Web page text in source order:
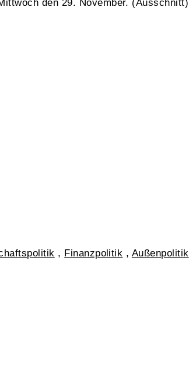
den 29. November. (Ausschnitt)
, Finanzpolitik , Außenpolitik